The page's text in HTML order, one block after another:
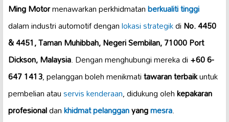
Ming Motormenawarkan perkhidmatanberkualiti tinggi
dalam industri automotif denganlokasi strategikdiNo. 4450
& 4451, Taman Muhibbah, Negeri Sembilan, 71000 Port
Dickson, Malaysia. Dengan menghubungi mereka di+60 6-
647 1413, pelanggan boleh menikmatitawaran terbaikuntuk
pembelian atauservis kenderaan, didukung olehkepakaran
profesionaldankhidmat pelangganyangmesra.